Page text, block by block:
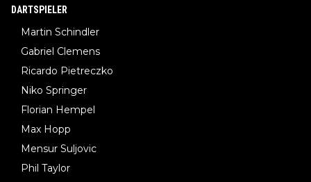
DARTSPIELER
Martin Schindler
Gabriel Clemens
Ricardo Pietreczko
Niko Springer
Florian Hempel
Max Hopp
Mensur Suljovic
Phil Taylor